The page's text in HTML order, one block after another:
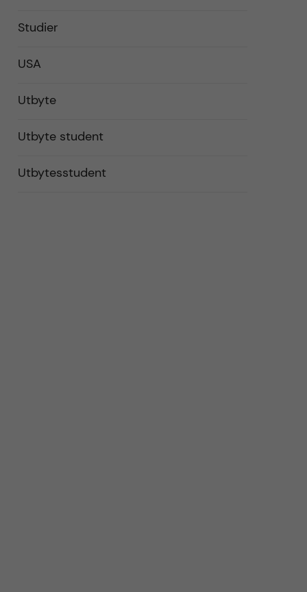
Studier
USA
Utbyte
Utbyte student
Utbytesstudent